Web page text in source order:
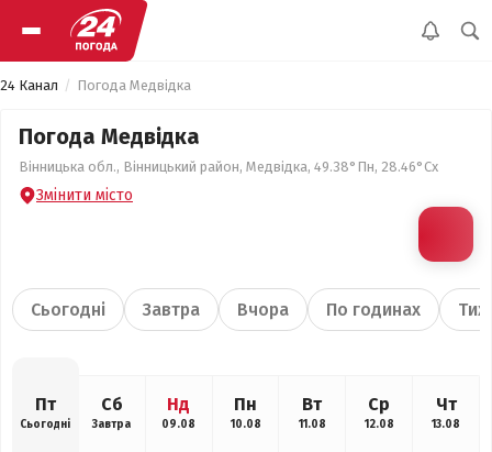
24 Канал Погода Медвідка
Погода Медвідка
Вінницька обл., Вінницький район, Медвідка, 49.38°Пн, 28.46°Сх
Змінити місто
Сьогодні Завтра Вчора По годинах
Пт
Сьогодні
Сб
Завтра
Нд
09.08
Пн
10.08
Вт
11.08
Ср
12.08
Чт
13.08